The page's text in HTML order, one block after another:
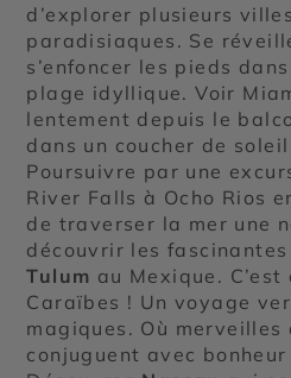
d’explorer plusieurs
paradisiaques. Se
s’enfoncer les pieds
plage idyllique. Voir
lentement depuis le
dans un coucher de
Poursuivre par une
River Falls à Ocho Rios
de traverser la mer une
découvrir les
Tulum au Mexique.
Caraïbes ! Un voyage
magiques. Où merveilles
conjuguent avec